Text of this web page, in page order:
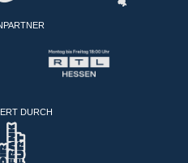
DURCH